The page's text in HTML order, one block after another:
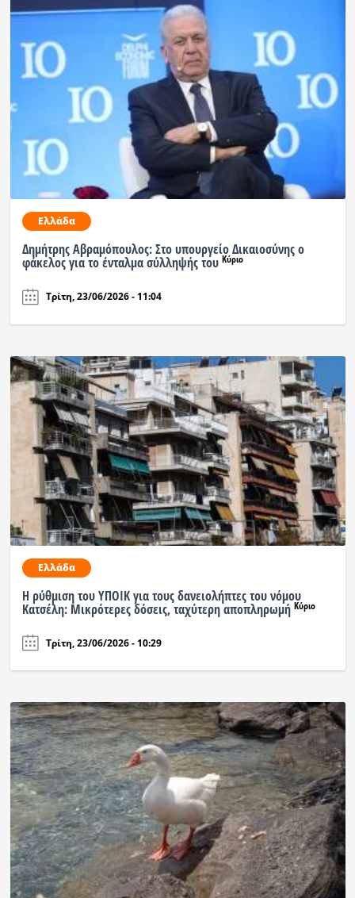
Ελλάδα
Δημήτρης Αβραμόπουλος: Στο υπουργείο Δικαιοσύνης ο
φάκελος για το ένταλμα σύλληψής του Κύριο
Τρίτη, 23/06/2026 - 11:04
Ελλάδα
Η ρύθμιση του ΥΠΟΙΚ για τους δανειολήπτες του νόμου
Κατσέλη: Μικρότερες δόσεις, ταχύτερη αποπληρωμή Κύριο
Τρίτη, 23/06/2026 - 10:29